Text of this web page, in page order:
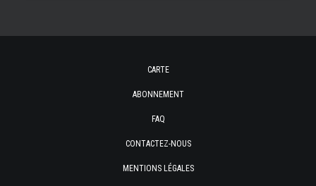
CARTE
ABONNEMENT
FAQ
CONTACTEZ-NOUS
MENTIONS LÉGALES